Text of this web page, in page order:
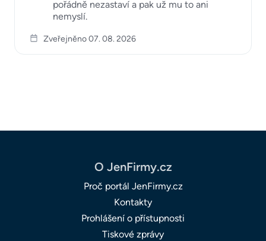
pořádně nezastaví a pak už mu to ani
nemyslí.
Zveřejněno 07. 08. 2026
O JenFirmy.cz
Proč portál JenFirmy.cz
Kontakty
Prohlášení o přístupnosti
Tiskové zprávy